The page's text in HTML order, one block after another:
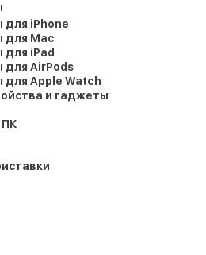
для iPhone
для Mac
для iPad
для AirPods
для Apple Watch
и гаджеты
ПК